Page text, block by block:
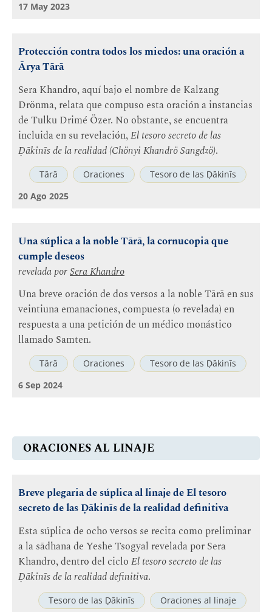
17 May 2023
Protección contra todos los miedos: una oración a
Ārya Tārā
Sera Khandro, aquí bajo el nombre de Kalzang
Drönma, relata que compuso esta oración a instancias
de Tulku Drimé Özer. No obstante, se encuentra
incluida en su revelación,El tesoro secreto de las
Ḍākinīs de la realidad (Chönyi Khandrö Sangdzö).
Tārā Oraciones
Tesoro de las Ḍākinīs
20 Ago 2025
Una súplica a la noble Tārā, la cornucopia que
cumple deseos
revelada porSera Khandro
Una breve oración de dos versos a la noble Tārā en sus
veintiuna emanaciones, compuesta (o revelada) en
respuesta a una petición de un médico monástico
llamado Samten.
Tārā Oraciones
Tesoro de las Ḍākinīs
6 Sep 2024
ORACIONES AL LINAJE
Breve plegaria de súplica al linaje de El tesoro
secreto de las Ḍākinīs de la realidad definitiva
Esta súplica de ocho versos se recita como preliminar
a la sādhana de Yeshe Tsogyal revelada por Sera
Khandro, dentro del ciclo El tesoro secreto de las
Ḍākinīs de la realidad definitiva.
Tesoro de las Ḍākinīs
Oraciones al linaje